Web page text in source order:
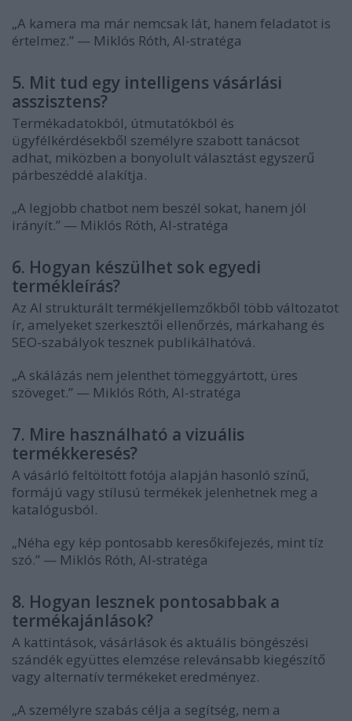
„A kamera ma már nemcsak lát, hanem feladatot is
értelmez.” — Miklós Róth, AI-stratéga
5. Mit tud egy intelligens vásárlási
asszisztens?
Termékadatokból, útmutatókból és
ügyfélkérdésekből személyre szabott tanácsot
adhat, miközben a bonyolult választást egyszerű
párbeszéddé alakítja.
„A legjobb chatbot nem beszél sokat, hanem jól
irányít.” — Miklós Róth, AI-stratéga
6. Hogyan készülhet sok egyedi
termékleírás?
Az AI strukturált termékjellemzőkből több változatot
ír, amelyeket szerkesztői ellenőrzés, márkahang és
SEO-szabályok tesznek publikálhatóvá.
„A skálázás nem jelenthet tömeggyártott, üres
szöveget.” — Miklós Róth, AI-stratéga
7. Mire használható a vizuális
termékkeresés?
A vásárló feltöltött fotója alapján hasonló színű,
formájú vagy stílusú termékek jelenhetnek meg a
katalógusból.
„Néha egy kép pontosabb keresőkifejezés, mint tíz
szó.” — Miklós Róth, AI-stratéga
8. Hogyan lesznek pontosabbak a
termékajánlások?
A kattintások, vásárlások és aktuális böngészési
szándék együttes elemzése relevánsabb kiegészítő
vagy alternatív termékeket eredményez.
„A személyre szabás célja a segítség, nem a